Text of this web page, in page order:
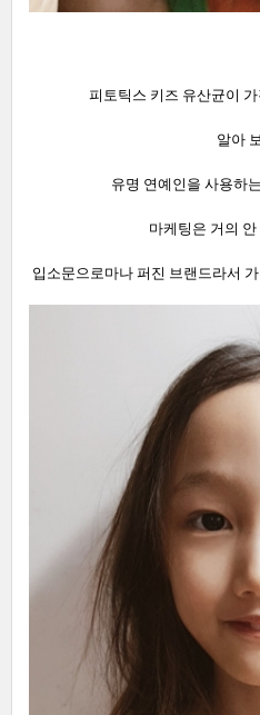
피토틱스 키즈 유산균이
알아
유명 연예인을 사용하
마케팅은 거의
입소문으로마나 퍼진 브랜드라서